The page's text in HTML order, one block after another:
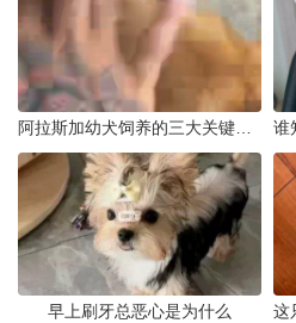
早上刷牙总恶心是为什么